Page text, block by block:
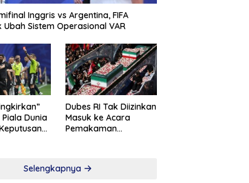
Inggris vs Argentina, FIFA
Ubah Sistem Operasional VAR
Dunia
Dubes RI Tak Diizinkan
Masuk ke Acara
Pemakaman
Selengkapnya